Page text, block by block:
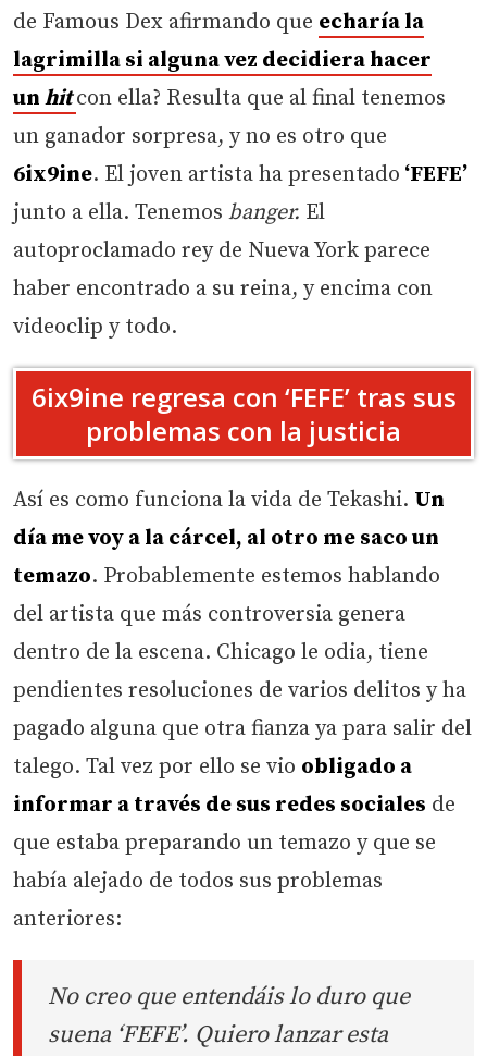
de Famous Dex afirmando que echaría la
lagrimilla si alguna vez decidiera hacer
un hitcon ella? Resulta que al final tenemos
un ganador sorpresa, y no es otro que
6ix9ine. El joven artista ha presentado ‘FEFE’
junto a ella. Tenemos banger. El
autoproclamado rey de Nueva York parece
haber encontrado a su reina, y encima con
videoclip y todo.
6ix9ine regresa con ‘FEFE’ tras sus
problemas con la justicia
Así es como funciona la vida de Tekashi. Un
día me voy a la cárcel, al otro me saco un
temazo. Probablemente estemos hablando
del artista que más controversia genera
dentro de la escena. Chicago le odia, tiene
pendientes resoluciones de varios delitos y ha
pagado alguna que otra fianza ya para salir del
talego. Tal vez por ello se vio obligado a
informar a través de sus redes sociales de
que estaba preparando un temazo y que se
había alejado de todos sus problemas
anteriores:
No creo que entendáis lo duro que
suena ‘FEFE’. Quiero lanzar esta